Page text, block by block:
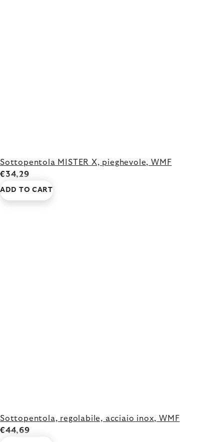
Sottopentola MISTER X, pieghevole, WMF
€34,29
ADD TO CART
Sottopentola, regolabile, acciaio inox, WMF
€44,69